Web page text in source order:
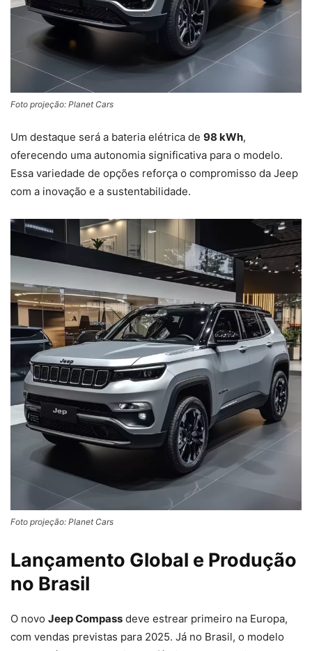
Foto projeção: Planet Cars
Um destaque será a bateria elétrica de 98 kWh,
oferecendo uma autonomia significativa para o modelo.
Essa variedade de opções reforça o compromisso da Jeep
com a inovação e a sustentabilidade.
Foto projeção: Planet Cars
Lançamento Global e Produção
no Brasil
O novo Jeep Compass deve estrear primeiro na Europa,
com vendas previstas para 2025. Já no Brasil, o modelo